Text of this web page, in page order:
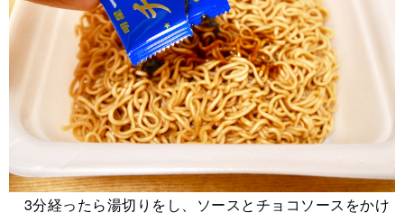
3分経ったら湯切りをし、ソースとチョコソースをかけ